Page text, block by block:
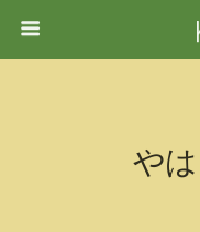
や